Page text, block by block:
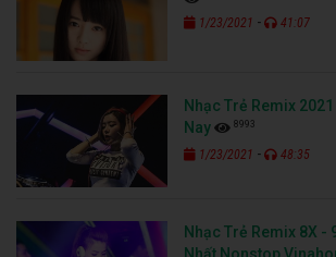
1/23/2021 - 41:07
Nhạc Trẻ Remix
Nay
8993
1/23/2021 - 48:35
Nhạc Trẻ Remix 8X -